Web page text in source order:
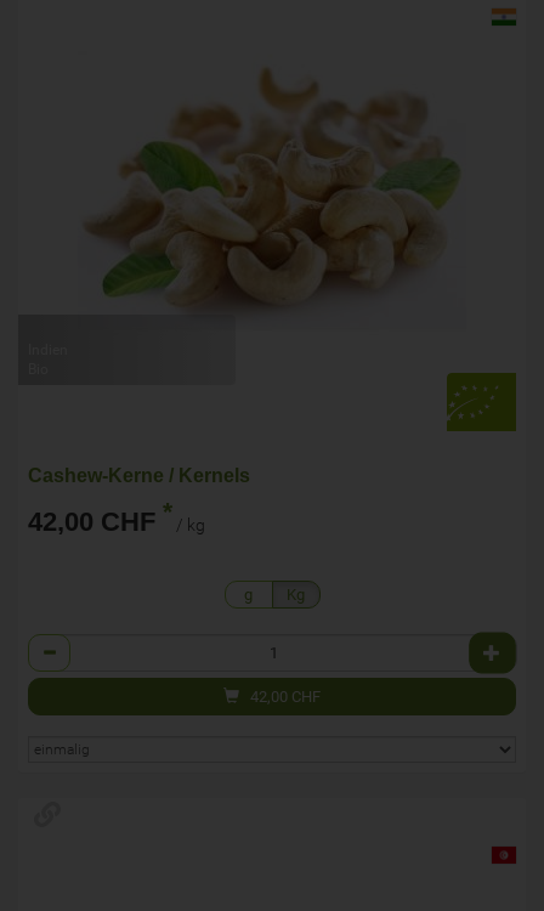
Cashew-Kerne / Kernels
42,00 CHF * / kg
g Kg
Anzahl
42,00 CHF